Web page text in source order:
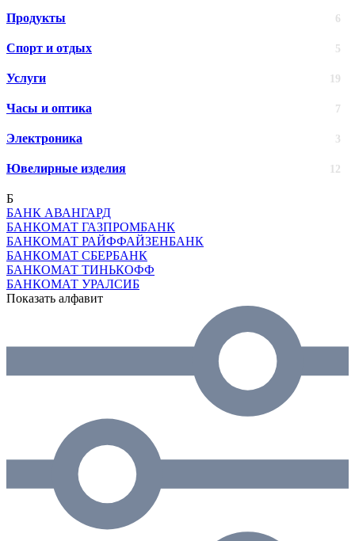
Продукты 6
Спорт и отдых 5
Услуги 19
Часы и оптика 7
Электроника 3
Ювелирные изделия 12
Б
БАНК АВАНГАРД
БАНКОМАТ ГАЗПРОМБАНК
БАНКОМАТ РАЙФФАЙЗЕНБАНК
БАНКОМАТ СБЕРБАНК
БАНКОМАТ ТИНЬКОФФ
БАНКОМАТ УРАЛСИБ
Показать алфавит